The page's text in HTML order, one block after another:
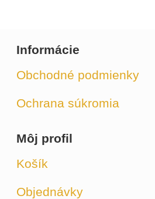
Informácie
Obchodné podmienky
Ochrana súkromia
Môj profil
Košík
Objednávky